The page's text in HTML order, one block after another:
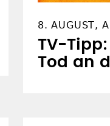
8. AUGUST,
TV-
Tod an